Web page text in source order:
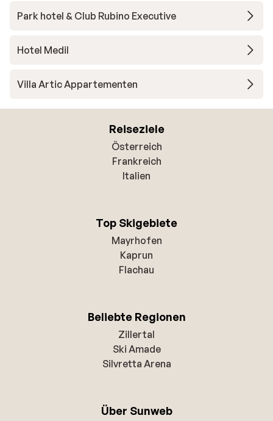
Park hotel & Club Rubino Executive
Hotel Medil
Villa Artic Appartementen
Reiseziele
Österreich
Frankreich
Italien
Top Skigebiete
Mayrhofen
Kaprun
Flachau
Beliebte Regionen
Zillertal
Ski Amade
Silvretta Arena
Über Sunweb